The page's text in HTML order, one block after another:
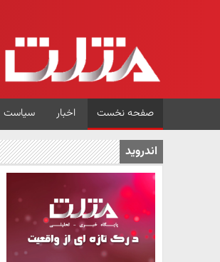
صفحه نخست اخبار سیاست
اندروید